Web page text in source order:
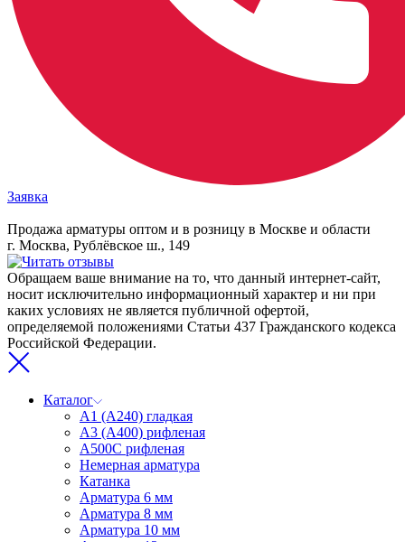
Заявка
Продажа арматуры оптом и в розницу в Москве и области
г. Москва, Рублёвское ш., 149
Обращаем ваше внимание на то, что данный интернет-сайт,
носит исключительно информационный характер и ни при
каких условиях не является публичной офертой,
определяемой положениями Статьи 437 Гражданского кодекса
Российской Федерации.
Каталог
А1 (А240) гладкая
А3 (А400) рифленая
А500С рифленая
Немерная арматура
Катанка
Арматура 6 мм
Арматура 8 мм
Арматура 10 мм